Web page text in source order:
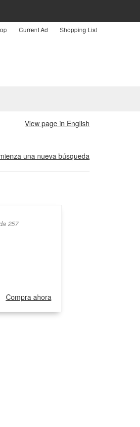
Current Ad Shopping List
View page in English
una nueva búsqueda
257
Compra ahora